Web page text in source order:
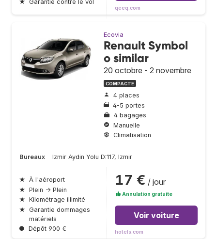
★ Garantie contre le vol
qeeq.com
Ecovia
Renault Symbol
o similar
20 octobre - 2 novembre
COMPACTE
4 places
4-5 portes
4 bagages
Manuelle
Climatisation
Bureaux Izmir Aydin Yolu D:117, Izmir
★ À l'aéroport
★ Plein → Plein
★ Kilométrage illimité
★ Garantie dommages
matériels
● Dépôt 900 €
17 € / jour
Annulation gratuite
Voir voiture
hotels.com